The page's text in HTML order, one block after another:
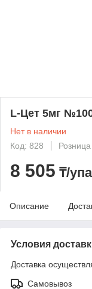
L-Цет 5мг
Нет в наличии
Код: 828
Розница
8 505 ₸/
Описание
Условия
Доставка
Самовывоз